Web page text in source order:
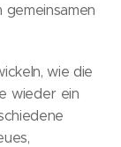
gemeinsamen
wie die
wieder ein